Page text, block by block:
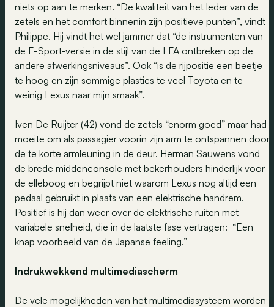
niets op aan te merken. “De kwaliteit van het leder van de
zetels en het comfort binnenin zijn positieve punten”, vindt
Philippe. Hij vindt het wel jammer dat “de instrumenten van
de F-Sport-versie in de stijl van de LFA ontbreken op de
andere afwerkingsniveaus”. Ook “is de rijpositie een beetje
te hoog en zijn sommige plastics te veel Toyota en te
weinig Lexus naar mijn smaak”.
Iven De Ruijter (42) vond de zetels “enorm goed” maar had
moeite om als passagier voorin zijn arm te ontspannen door
de te korte armleuning in de deur. Herman Sauwens vond
de brede middenconsole met bekerhouders hinderlijk voor
de elleboog en begrijpt niet waarom Lexus nog altijd een
pedaal gebruikt in plaats van een elektrische handrem.
Positief is hij dan weer over de elektrische ruiten met
variabele snelheid, die in de laatste fase vertragen: “Een
knap voorbeeld van de Japanse feeling.”
Indrukwekkend multimediascherm
De vele mogelijkheden van het multimediasysteem worden